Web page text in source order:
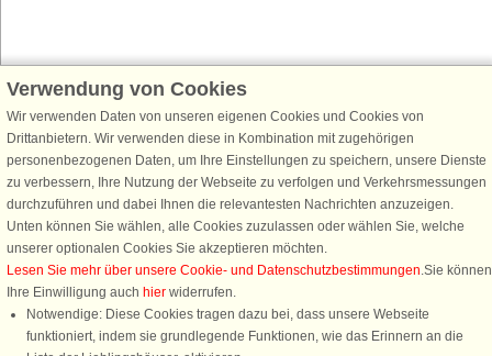
Schließen Sie sich 100.000 Ferienhaus-Fans an
Erhalten Sie einenWillkommensgutschein von 25 € für Ihren nächsten
Ferienhausurlaub - melden Sie sich einfach für den DanCenter Newsletter
an. Verpassen Sie nie wieder exklusive Angebote, Gewinnspiele und
Urlaubstipps!
Newsletter abonnieren
Verwendung von Cookies
Wir verwenden Daten von unseren eigenen Cookies und Cookies von
Drittanbietern. Wir verwenden diese in Kombination mit zugehörigen
personenbezogenen Daten, um Ihre Einstellungen zu speichern, unsere Dienste
zu verbessern, Ihre Nutzung der Webseite zu verfolgen und Verkehrsmessungen
durchzuführen und dabei Ihnen die relevantesten Nachrichten anzuzeigen.
Unten können Sie wählen, alle Cookies zuzulassen oder wählen Sie, welche
unserer optionalen Cookies Sie akzeptieren möchten.
Lesen Sie mehr über unsere Cookie- und Datenschutzbestimmungen.Sie können
Ihre Einwilligung auch hier widerrufen.
Notwendige: Diese Cookies tragen dazu bei, dass unsere Webseite
funktioniert, indem sie grundlegende Funktionen, wie das Erinnern an die